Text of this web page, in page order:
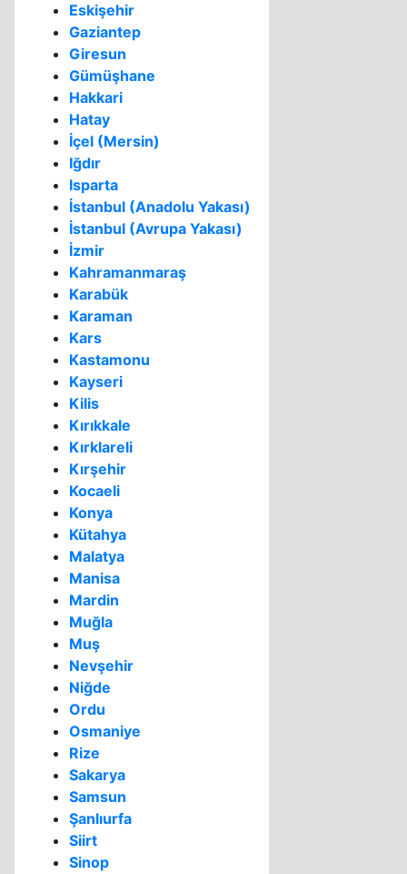
Eskişehir
Gaziantep
Giresun
Gümüşhane
Hakkari
Hatay
İçel (Mersin)
Iğdır
Isparta
İstanbul (Anadolu Yakası)
İstanbul (Avrupa Yakası)
İzmir
Kahramanmaraş
Karabük
Karaman
Kars
Kastamonu
Kayseri
Kilis
Kırıkkale
Kırklareli
Kırşehir
Kocaeli
Konya
Kütahya
Malatya
Manisa
Mardin
Muğla
Muş
Nevşehir
Niğde
Ordu
Osmaniye
Rize
Sakarya
Samsun
Şanlıurfa
Siirt
Sinop